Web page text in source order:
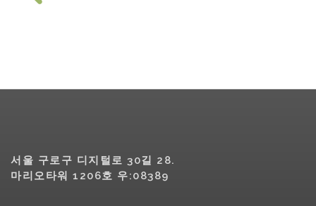
서울 구로구 디지털로 30길 28.
마리오타워 1206호 우:08389